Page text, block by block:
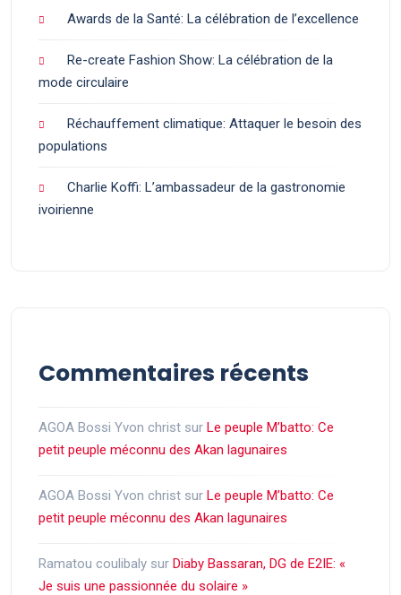
Awards de la Santé: La célébration de l’excellence
Re-create Fashion Show: La célébration de la
mode circulaire
Réchauffement climatique: Attaquer le besoin des
populations
Charlie Koffi: L’ambassadeur de la gastronomie
ivoirienne
Commentaires récents
AGOA Bossi Yvon christ sur Le peuple M’batto: Ce
petit peuple méconnu des Akan lagunaires
AGOA Bossi Yvon christ sur Le peuple M’batto: Ce
petit peuple méconnu des Akan lagunaires
Ramatou coulibaly sur Diaby Bassaran, DG de E2IE: «
Je suis une passionnée du solaire »